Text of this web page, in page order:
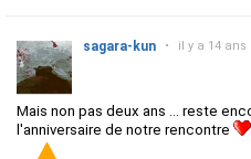
sagara-kun • il y a 14 ans
Mais non pas deux ans ... reste
l'anniversaire de notre rencontre